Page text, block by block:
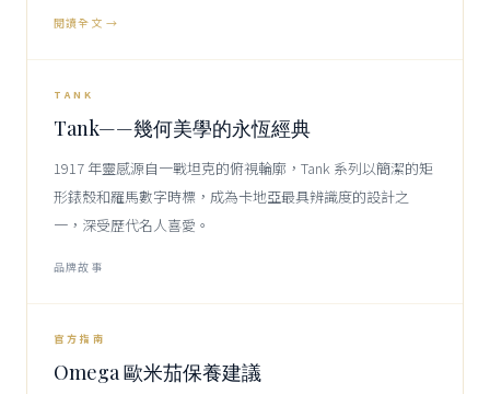
閱讀全文 →
1917
CARTIER
TANK
Tank——幾何美學的永恆經典
1917 年靈感源自一戰坦克的俯視輪廓，Tank 系列以簡潔的矩
形錶殼和羅馬數字時標，成為卡地亞最具辨識度的設計之
一，深受歷代名人喜愛。
品牌故事
OMEGA
官方指南
Omega 歐米茄保養建議